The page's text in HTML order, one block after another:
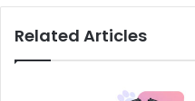
Related Articles